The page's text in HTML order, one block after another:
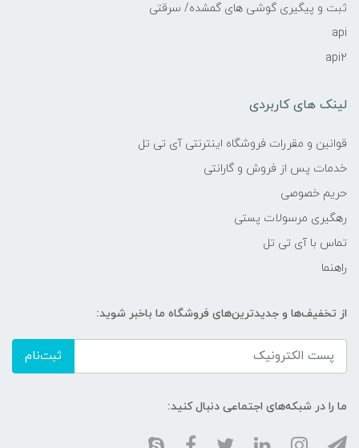
ثبت و پیگیری گوشی های گمشده/ سرقتی
api
api2
لینک های کاربردی
قوانین و مقررات فروشگاه اینترنتی آی تی تل
خدمات پس از فروش و گارانتی
حریم خصوصی
رهگیری مرسولات پستی
تماس با آی تی تل
راهنما
از تخفیف‌ها و جدیدترین‌های فروشگاه ما باخبر شوید:
ثبت‌نام
ما را در شبکه‌های اجتماعی دنبال کنید: